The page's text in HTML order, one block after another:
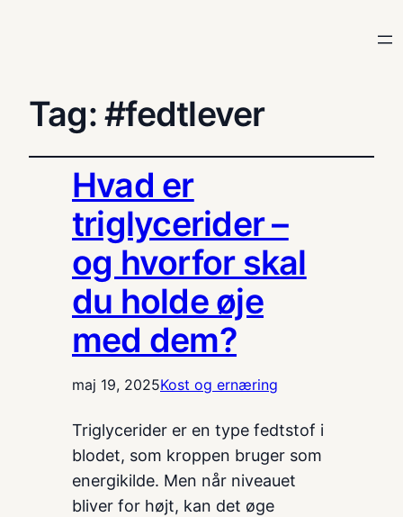
Tag:#fedtlever
Hvad er
triglycerider –
og hvorfor skal
du holde øje
med dem?
maj 19, 2025Kost og ernæring
Triglycerider er en type fedtstof i
blodet, som kroppen bruger som
energikilde. Men når niveauet
bliver for højt, kan det øge